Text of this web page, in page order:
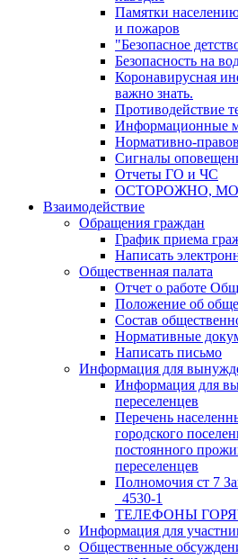
Памятки
и пожаров
"Безопасное
Безопасность на
Коронавирусная
важно знать.
Противодействие
Информационные
Нормативно-
Сигналы
Отчеты ГО и ЧС
ОСТОРОЖНО,
Взаимодействие
Обращения граждан
График приема
Написать
Общественная палата
Отчет о работе
Положение об
Состав
Нормативные
Написать письмо
Информация для
Информация для
переселенцев
Перечень
городского
постоянного
переселенцев
Полномочия ст 7
_4530-1
ТЕЛЕФОНЫ
Информация для
Общественные